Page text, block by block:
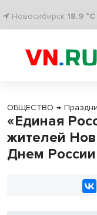
Новосибирск 18.9 °C
ОБЩЕСТВО →
«Единая
жителей
Днем России